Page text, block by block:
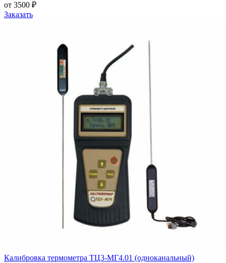
от 3500 ₽
Заказать
Калибровка термометра ТЦ3-МГ4.01 (одноканальный)